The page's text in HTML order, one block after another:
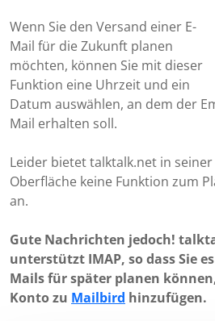
Wenn Sie den Versand einer E-
Mail für die Zukunft planen
möchten, können Sie mit dieser
Funktion eine Uhrzeit und ein
Datum auswählen, an dem der
Mail erhalten soll.
Leider bietet talktalk.net in
Oberfläche keine Funktion zum
an.
Gute Nachrichten jedoch!
unterstützt IMAP, so dass Sie
Mails für später planen
Konto zu Mailbird hinzufügen.